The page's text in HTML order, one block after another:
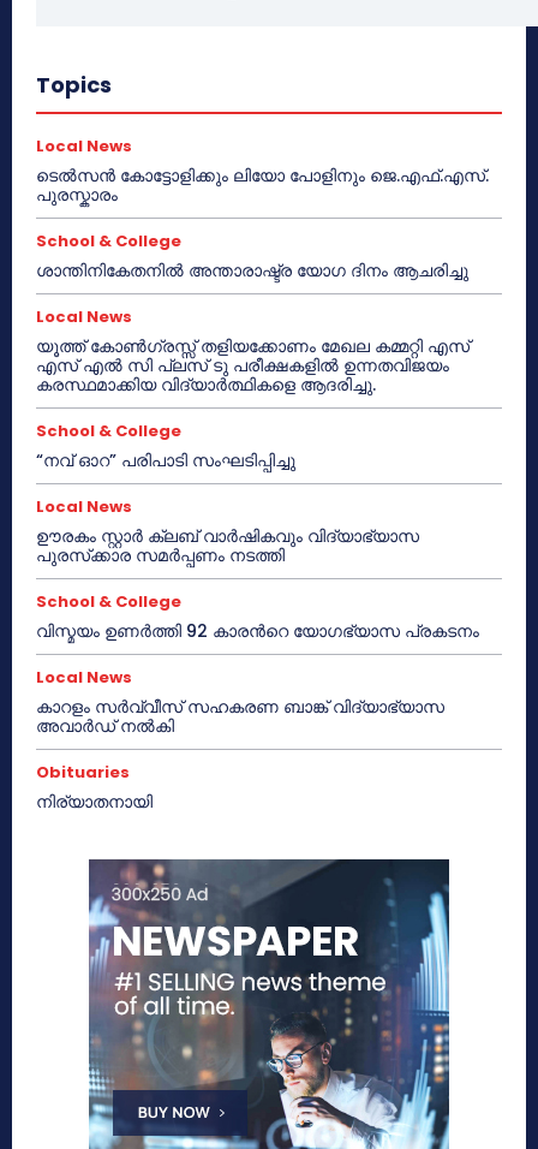
Topics
Local News
ടെൽസൻ കോട്ടോളിക്കും ലിയോ പോളിനും ജെ.എഫ്.എസ്.
പുരസ്കാരം
School & College
ശാന്തിനികേതനിൽ അന്താരാഷ്ട്ര യോഗ ദിനം ആചരിച്ചു
Local News
യൂത്ത് കോൺഗ്രസ്സ് തളിയക്കോണം മേഖല കമ്മറ്റി എസ്
എസ് എൽ സി പ്ലസ് ടു പരീക്ഷകളിൽ ഉന്നതവിജയം
കരസ്ഥമാക്കിയ വിദ്യാർത്ഥികളെ ആദരിച്ചു.
School & College
“നവ് ഓറ” പരിപാടി സംഘടിപ്പിച്ചു
Local News
ഊരകം സ്റ്റാർ ക്ലബ് വാർഷികവും വിദ്യാഭ്യാസ
പുരസ്‌ക്കാര സമർപ്പണം നടത്തി
School & College
വിസ്മയം ഉണർത്തി 92 കാരൻറെ യോഗഭ്യാസ പ്രകടനം
Local News
കാറളം സർവ്വീസ് സഹകരണ ബാങ്ക് വിദ്യാഭ്യാസ
അവാർഡ് നൽകി
Obituaries
നിര്യാതനായി